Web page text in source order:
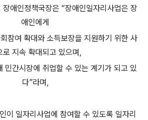
애인정책국장은 “장애인일자리사업은 장
애인에게
참여 확대와 소득보장을 지원하기 위한 사
로 지속 확대되고 있으며,
민간시장에 취업할 수 있는 계기가 되고 있
다”라며,
일자리사업에 참여할 수 있도록 일자리